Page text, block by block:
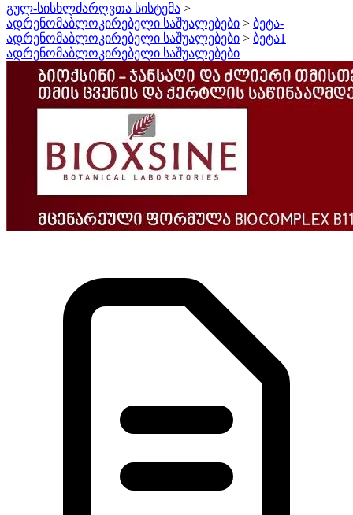
გულ-სისხლძარღვთა სისტემა >
ადრენომაბლოკირებელი საშუალებები > ბეტა-
ადრენომაბლოკირებელი საშუალებები > ბეტა1
ადრენომაბლოკირებელი საშუალებები